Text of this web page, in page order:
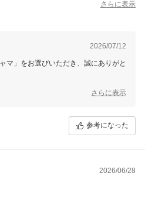
さらに表示
2026/07/12
マ」をお選びいただき、誠にありがと
いただき、お役に立てたとのこと、大
とお喜びいただけたとのお言葉は、私
とうございました。
さらに表示
参考になった
2026/06/28